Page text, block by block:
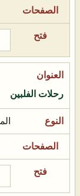
رحلات الفلبين